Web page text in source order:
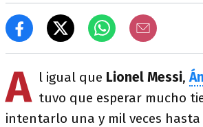
A l igual que Lionel Messi,
tuvo que esperar mucho
intentarlo una y mil veces